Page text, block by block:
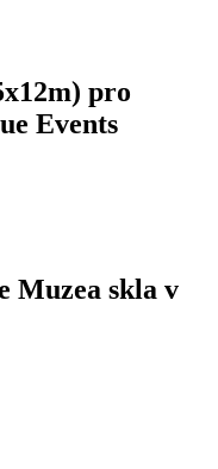
pro
Events
Muzea skla v